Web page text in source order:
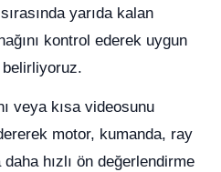
yarıda kalan
kontrol ederek uygun
veya kısa videosunu
motor, kumanda, ray
hızlı ön değerlendirme